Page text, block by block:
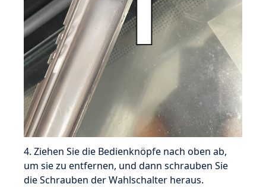
4. Ziehen Sie die Bedienknöpfe nach oben ab,
um sie zu entfernen, und dann schrauben Sie
die Schrauben der Wahlschalter heraus.